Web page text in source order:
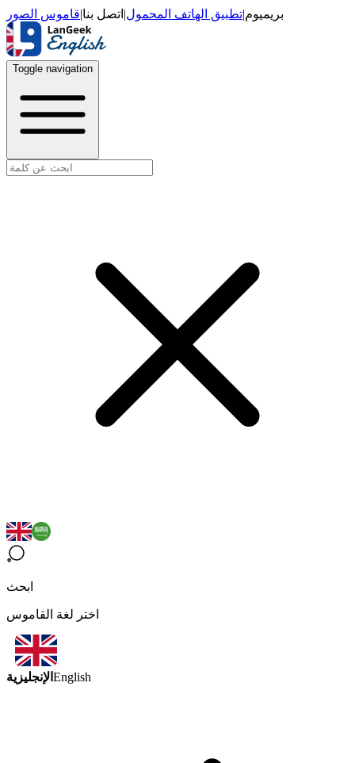
بريميوم|تطبيق الهاتف المحمول| اتصل بنا|قاموس الصور
Toggle navigation
ابحث
اختر لغة القاموس
الإنجليزية English